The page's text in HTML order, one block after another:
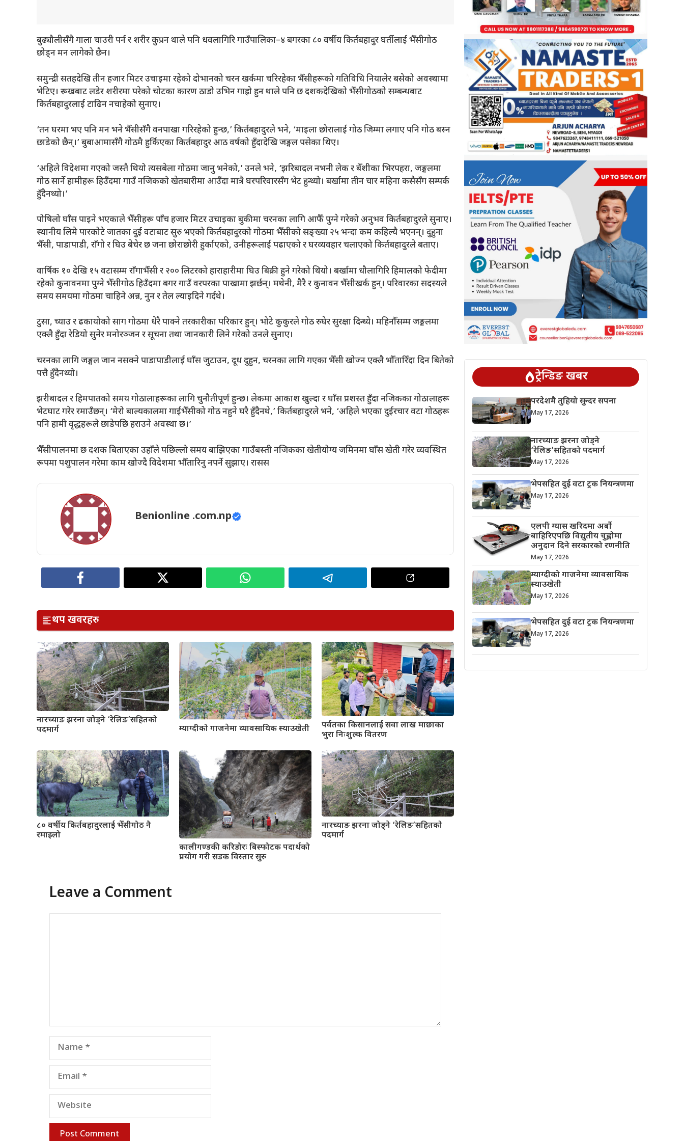
बुढ्यौलीसँगै गाला चाउरी पर्न र शरीर कुप्रन थाले पनि धवलागिरि गाउँपालिका–४ बगरका ८० वर्षीय किर्तबहादुर घर्तीलाई भैँसीगोठ
छोड्न मन लागेको छैन।
समुन्द्री सतहदेखि तीन हजार मिटर उचाइमा रहेको दोभानको चरन खर्कमा चरिरहेका भैँसीहरूको गतिविधि नियालेर बसेको अवस्थामा
भेटिए। रूखबाट लडेर शरीरमा परेको चोटका कारण ठाडो उभिन गाह्रो हुन थाले पनि छ दशकदेखिको भैँसीगोठको सम्बन्धबाट
किर्तबहादुरलाई टाढिन नचाहेको सुनाए।
‘तन घरमा भए पनि मन भने भैँसीसँगै वनपाखा गरिरहेको हुन्छ,’ किर्तबहादुरले भने, ‘माइला छोरालाई गोठ जिम्मा लगाए पनि गोठ बस्न
छाडेको छैन्।’ बुबाआमासँगै गोठमै हुर्किएका किर्तबहादुर आठ वर्षको हुँदादेखि जङ्गल पसेका थिए।
‘अहिले विदेशमा गएको जस्तै थियो त्यसबेला गोठमा जानु भनेको,’ उनले भने, ‘झरिबादल नभनी लेक र बेँशीका भिरपहरा, जङ्गलमा
गोठ सार्ने हामीहरू हिउँदमा गाउँ नजिकको खेतबारीमा आउँदा मात्रै घरपरिवारसँग भेट हुन्थ्यो। बर्खामा तीन चार महिना कसैसँग सम्पर्क
हुँदैनथ्यो।’
पोषिलो घाँस पाइने भएकाले भैँसीहरू पाँच हजार मिटर उचाइका बुकीमा चरनका लागि आफैँ पुग्ने गरेको अनुभव किर्तबहादुरले सुनाए।
स्थानीय लिमे पारकोटे जातका दुई वटाबाट सुरु भएको किर्तबहादुरको गोठमा भैँसीको सङ्ख्या २५ भन्दा कम कहिल्यै भएनन्। दुहुना
भैँसी, पाडापाडी, राँगो र घिउ बेचेर छ जना छोराछोरी हुर्काएको, उनीहरूलाई पढाएको र घरव्यवहार चलाएको किर्तबहादुरले बताए।
वार्षिक १० देखि १५ वटासम्म राँगाभैँसी र २०० लिटरको हाराहारीमा घिउ बिक्री हुने गरेको थियो। बर्खामा धौलागिरि हिमालको फेदीमा
रहेको कुनावनमा पुग्ने भैँसीगोठ हिउँदमा बगर गाउँ वरपरका पाखामा झर्छन्। मथेनी, मैरै र कुनावन भैँसीखर्क हुन्। परिवारका सदस्यले
समय समयमा गोठमा चाहिने अन्न, नुन र तेल ल्याइदिने गर्दथे।
टुसा, च्याउ र ढकायोको साग गोठमा धेरै पाक्ने तरकारीका परिकार हुन्। भोटे कुकुरले गोठ रुघेर सुरक्षा दिन्थ्ये। महिनौँसम्म जङ्गलमा
एक्लै हुँदा रेडियो सुनेर मनोरञ्जन र सूचना तथा जानकारी लिने गरेको उनले सुनाए।
चरनका लागि जङ्गल जान नसक्ने पाडापाडीलाई घाँस जुटाउन, दूध दुहुन, चरनका लागि गएका भैँसी खोज्न एक्लै भौँतारिँदा दिन बितेको
पत्तै हुँदैनथ्यो।
झरीबादल र हिमपातको समय गोठालाहरूका लागि चुनौतीपूर्ण हुन्छ। लेकमा आकाश खुल्दा र घाँस प्रशस्त हुँदा नजिकका गोठालाहरू
भेटघाट गरेर रमाउँछन्। ‘मेरो बाल्यकालमा गाईभैँसीको गोठ नहुने घरै हुँदैनथे,’ किर्तबहादुरले भने, ‘अहिले भएका दुईरचार वटा गोठहरू
पनि हामी वृद्धहरूले छाडेपछि हराउने अवस्था छ।’
भैँसीपालनमा छ दशक बिताएका उहाँले पछिल्लो समय बाझिएका गाउँबस्ती नजिकका खेतीयोग्य जमिनमा घाँस खेती गरेर व्यवस्थित
रूपमा पशुपालन गरेमा काम खोज्दै विदेशमा भौँतारिनु नपर्ने सुझाए। रासस
Benionline .com.np
थप खवरहरु
नारच्याङ झरना जोड्ने ‘रेलिङ’सहितको
पदमार्ग
म्याग्दीको गाजनेमा व्यावसायिक स्याउखेती
पर्वतका किसानलाई सवा लाख माछाका
भुरा निःशुल्क वितरण
८० वर्षीय किर्तबहादुरलाई भैँसीगोठ नै
रमाइलो
कालीगण्डकी करिडोरः बिस्फोटक पदार्थको
प्रयोग गरी सडक विस्तार सुरु
नारच्याङ झरना जोड्ने ‘रेलिङ’सहितको
पदमार्ग
Leave a Comment
Name
Email
Website
ट्रेन्डिङ खबर
परदेशमै तुहियो सुन्दर सपना
May 17, 2026
नारच्याङ झरना जोड्ने
‘रेलिङ’सहितको पदमार्ग
May 17, 2026
भेपसहित दुई वटा ट्रक नियन्त्रणमा
May 17, 2026
एलपी ग्यास खरिदमा अर्बौ
बाहिरिएपछि विद्युतीय चुह्लोमा
अनुदान दिने सरकारको रणनीति
May 17, 2026
म्याग्दीको गाजनेमा व्यावसायिक
स्याउखेती
May 17, 2026
भेपसहित दुई वटा ट्रक नियन्त्रणमा
May 17, 2026